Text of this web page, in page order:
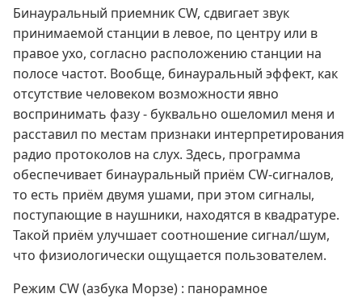
Бинауральный приемник CW, сдвигает звук
принимаемой станции в левое, по центру или в
правое ухо, согласно расположению станции на
полосе частот. Вообще, бинауральный эффект, как
отсутствие человеком возможности явно
воспринимать фазу - буквально ошеломил меня и
расставил по местам признаки интерпретирования
радио протоколов на слух. Здесь, программа
обеспечивает бинауральный приём CW-сигналов,
то есть приём двумя ушами, при этом сигналы,
поступающие в наушники, находятся в квадратуре.
Такой приём улучшает соотношение сигнал/шум,
что физиологически ощущается пользователем.
Режим CW (азбука Морзе) : панорамное